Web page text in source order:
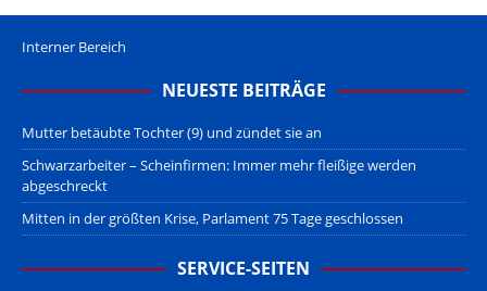
Interner Bereich
NEUESTE BEITRÄGE
Mutter betäubte Tochter (9) und zündet sie an
Schwarzarbeiter – Scheinfirmen: Immer mehr fleißige werden
abgeschreckt
Mitten in der größten Krise, Parlament 75 Tage geschlossen
SERVICE-SEITEN